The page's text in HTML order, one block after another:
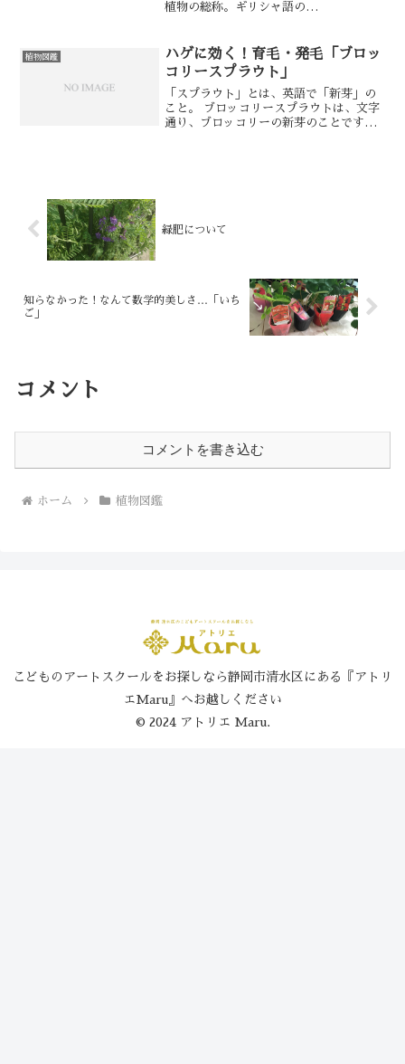
植物の総称。ギリシャ語の
から「スーパーグレイン(驚異の穀物)」
として徐々に注目され...
植物図鑑
ハゲに効く！育毛・発毛「ブロッ
コリースプラウト」
「スプラウト」とは、英語で「新芽」の
こと。 ブロッコリースプラウトは、文字
通り、ブロッコリーの新芽のことです。
緑肥について
知らなかった！なんて数学的美しさ…「いち
ご」
コメント
コメントを書き込む
ホーム 植物図鑑
こどものアートスクールをお探しなら静岡市清水区にある『アトリ
エMaru』へお越しください
© 2024 アトリエ Maru.